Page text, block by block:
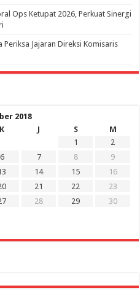
Ops Ketupat 2026, Perkuat Sinergi
Periksa Jajaran Direksi Komisaris
2018
K J S
M
1
2
6 7 8
9
14 15
16
21 22
23
28 29
30